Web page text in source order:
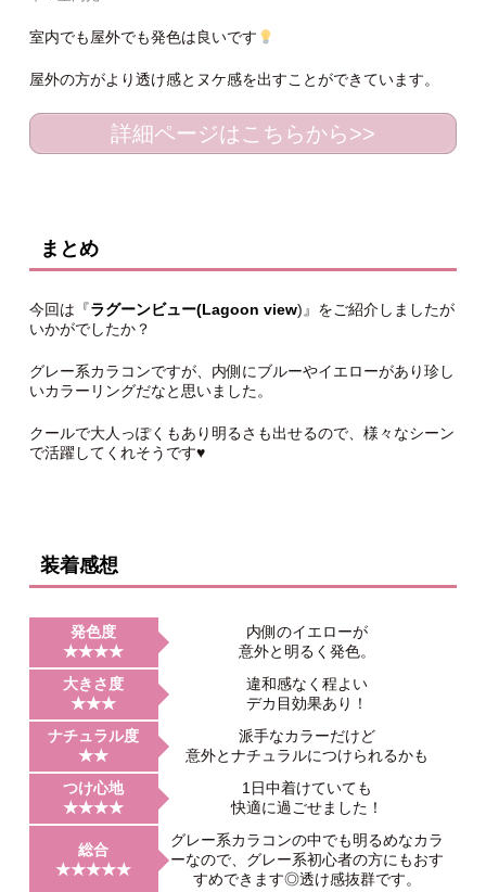
室内でも屋外でも発色は良いです
屋外の方がより透け感とヌケ感を出すことができています。
詳細ページはこちらから>>
まとめ
今回は『ラグーンビュー(Lagoon view)』をご紹介しましたが
いかがでしたか？
グレー系カラコンですが、内側にブルーやイエローがあり珍し
いカラーリングだなと思いました。
クールで大人っぽくもあり明るさも出せるので、様々なシーン
で活躍してくれそうです♥
装着感想
発色度
★★★★
内側のイエローが
意外と明るく発色。
大きさ度
★★★
違和感なく程よい
デカ目効果あり！
ナチュラル度
★★
派手なカラーだけど
意外とナチュラルにつけられるかも
つけ心地
★★★★
1日中着けていても
快適に過ごせました！
総合
★★★★★
グレー系カラコンの中でも明るめなカラ
ーなので、グレー系初心者の方にもおす
すめできます◎透け感抜群です。